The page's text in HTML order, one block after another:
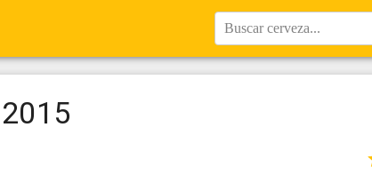
Buscar cerveza...